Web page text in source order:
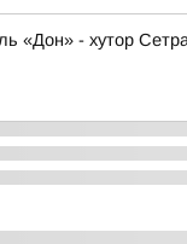
«Дон» - хутор